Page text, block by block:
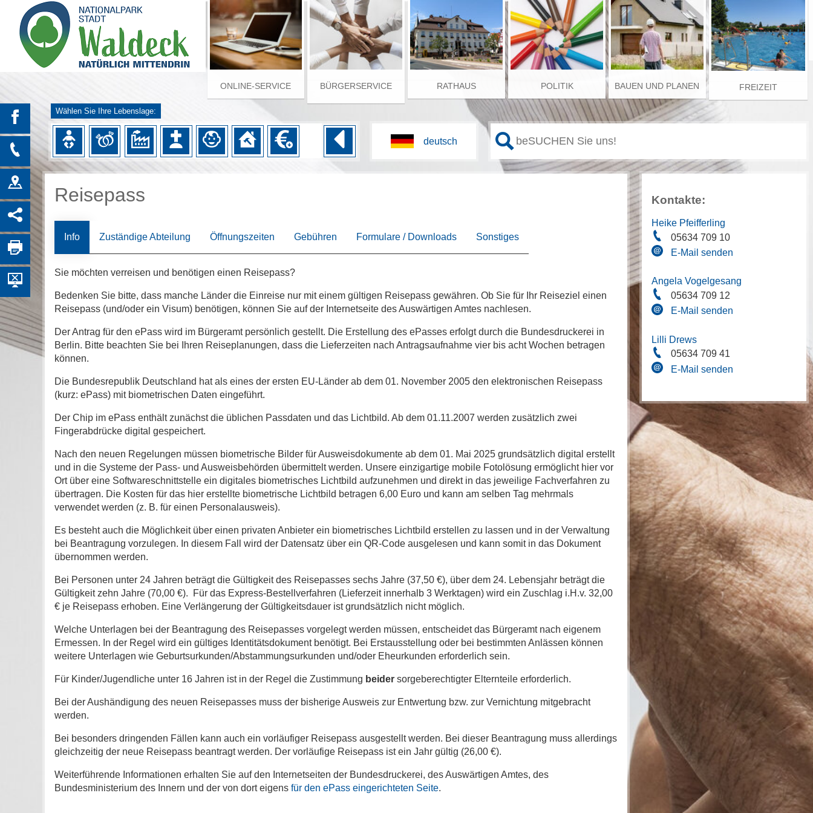
ONLINE-SERVICE BÜRGERSERVICE RATHAUS POLITIK BAUEN UND PLANEN FREIZEIT
Wählen Sie Ihre Lebenslage:
Reisepass
Info Zuständige Abteilung Öffnungszeiten Gebühren Formulare / Downloads Sonstiges
Sie möchten verreisen und benötigen einen Reisepass?
Bedenken Sie bitte, dass manche Länder die Einreise nur mit einem gültigen Reisepass gewähren. Ob Sie für Ihr Reiseziel einen
Reisepass (und/oder ein Visum) benötigen, können Sie auf der Internetseite des Auswärtigen Amtes nachlesen.
Der Antrag für den ePass wird im Bürgeramt persönlich gestellt. Die Erstellung des ePasses erfolgt durch die Bundesdruckerei in
Berlin. Bitte beachten Sie bei Ihren Reiseplanungen, dass die Lieferzeiten nach Antragsaufnahme vier bis acht Wochen betragen
können.
Die Bundesrepublik Deutschland hat als eines der ersten EU-Länder ab dem 01. November 2005 den elektronischen Reisepass
(kurz: ePass) mit biometrischen Daten eingeführt.
Der Chip im ePass enthält zunächst die üblichen Passdaten und das Lichtbild. Ab dem 01.11.2007 werden zusätzlich zwei
Fingerabdrücke digital gespeichert.
Nach den neuen Regelungen müssen biometrische Bilder für Ausweisdokumente ab dem 01. Mai 2025 grundsätzlich digital erstellt
und in die Systeme der Pass- und Ausweisbehörden übermittelt werden. Unsere einzigartige mobile Fotolösung ermöglicht hier vor
Ort über eine Softwareschnittstelle ein digitales biometrisches Lichtbild aufzunehmen und direkt in das jeweilige Fachverfahren zu
übertragen. Die Kosten für das hier erstellte biometrische Lichtbild betragen 6,00 Euro und kann am selben Tag mehrmals
verwendet werden (z. B. für einen Personalausweis).
Es besteht auch die Möglichkeit über einen privaten Anbieter ein biometrisches Lichtbild erstellen zu lassen und in der Verwaltung
bei Beantragung vorzulegen. In diesem Fall wird der Datensatz über ein QR-Code ausgelesen und kann somit in das Dokument
übernommen werden.
Bei Personen unter 24 Jahren beträgt die Gültigkeit des Reisepasses sechs Jahre (37,50 €), über dem 24. Lebensjahr beträgt die
Gültigkeit zehn Jahre (70,00 €). Für das Express-Bestellverfahren (Lieferzeit innerhalb 3 Werktagen) wird ein Zuschlag i.H.v. 32,00
€ je Reisepass erhoben. Eine Verlängerung der Gültigkeitsdauer ist grundsätzlich nicht möglich.
Welche Unterlagen bei der Beantragung des Reisepasses vorgelegt werden müssen, entscheidet das Bürgeramt nach eigenem
Ermessen. In der Regel wird ein gültiges Identitätsdokument benötigt. Bei Erstausstellung oder bei bestimmten Anlässen können
weitere Unterlagen wie Geburtsurkunden/Abstammungsurkunden und/oder Eheurkunden erforderlich sein.
Für Kinder/Jugendliche unter 16 Jahren ist in der Regel die Zustimmung beider sorgeberechtigter Elternteile erforderlich.
Bei der Aushändigung des neuen Reisepasses muss der bisherige Ausweis zur Entwertung bzw. zur Vernichtung mitgebracht
werden.
Bei besonders dringenden Fällen kann auch ein vorläufiger Reisepass ausgestellt werden. Bei dieser Beantragung muss allerdings
gleichzeitig der neue Reisepass beantragt werden. Der vorläufige Reisepass ist ein Jahr gültig (26,00 €).
Weiterführende Informationen erhalten Sie auf den Internetseiten der Bundesdruckerei, des Auswärtigen Amtes, des
Bundesministerium des Innern und der von dort eigens für den ePass eingerichteten Seite.
Kontakte:
Heike Pfeifferling
05634 709 10
E-Mail senden
Angela Vogelgesang
05634 709 12
E-Mail senden
Lilli Drews
05634 709 41
E-Mail senden